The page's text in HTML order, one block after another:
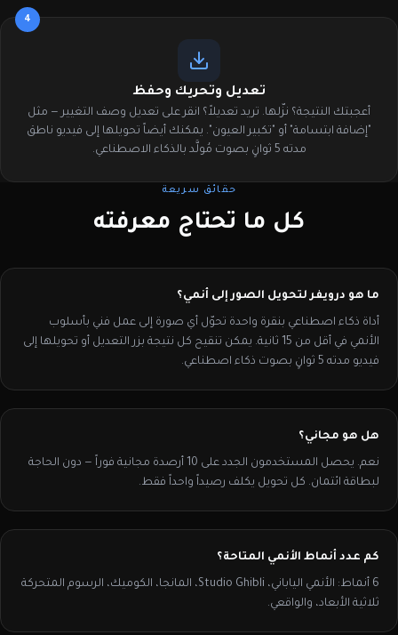
4
تعديل وتحريك وحفظ
أعجبتك النتيجة؟ نزّلها. تريد تعديلاً؟ انقر على تعديل وصف التغيير — مثل
"إضافة ابتسامة" أو "تكبير العيون". يمكنك أيضاً تحويلها إلى فيديو ناطق
مدته 5 ثوانٍ بصوت مُولَّد بالذكاء الاصطناعي.
حقائق سريعة
كل ما تحتاج معرفته
ما هو درويفر لتحويل الصور إلى أنمي؟
أداة ذكاء اصطناعي بنقرة واحدة تحوّل أي صورة إلى عمل فني بأسلوب
الأنمي في أقل من 15 ثانية. يمكن تنقيح كل نتيجة بزر التعديل أو تحويلها إلى
فيديو مدته 5 ثوانٍ بصوت ذكاء اصطناعي.
هل هو مجاني؟
نعم. يحصل المستخدمون الجدد على 10 أرصدة مجانية فوراً — دون الحاجة
لبطاقة ائتمان. كل تحويل يكلف رصيداً واحداً فقط.
كم عدد أنماط الأنمي المتاحة؟
6 أنماط: الأنمي الياباني، Studio Ghibli، المانجا، الكوميك، الرسوم المتحركة
ثلاثية الأبعاد، والواقعي.